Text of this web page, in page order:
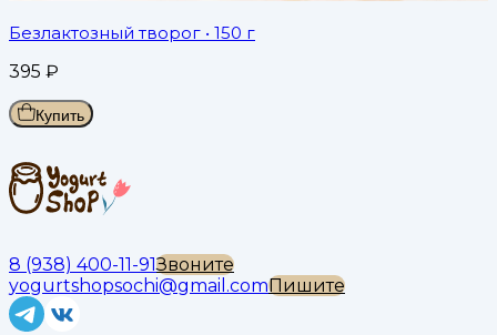
Безлактозный творог • 150 г
395 ₽
Купить
8 (938) 400-11-91Звоните
yogurtshopsochi@gmail.comПишите